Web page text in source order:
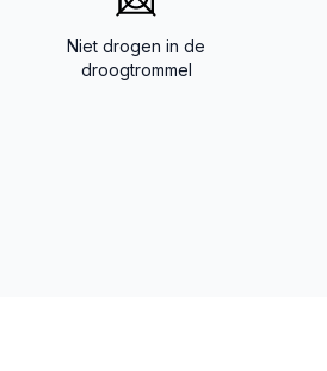
Niet drogen in de
droogtrommel